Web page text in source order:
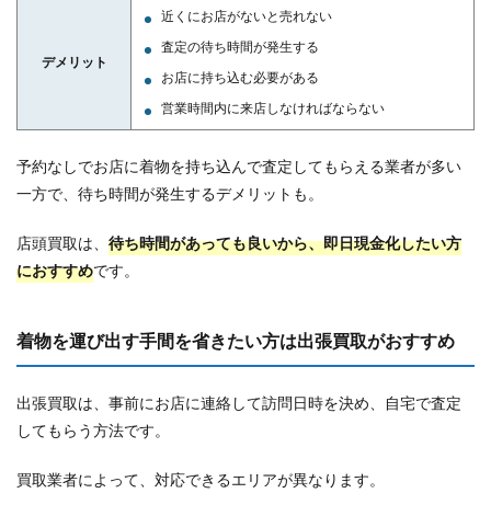
デメリット
近くにお店がないと売れない
査定の待ち時間が発生する
お店に持ち込む必要がある
営業時間内に来店しなければならない
予約なしでお店に着物を持ち込んで査定してもらえる業者が多い
一方で、待ち時間が発生するデメリットも。
店頭買取は、 待ち時間があっても良いから、即日現金化したい方
におすすめです。
着物を運び出す手間を省きたい方は出張買取がおすすめ
出張買取は、事前にお店に連絡して訪問日時を決め、自宅で査定
してもらう方法です。
買取業者によって、対応できるエリアが異なります。